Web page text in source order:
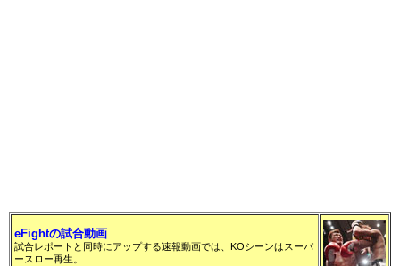
eFightの試合動画
試合レポートと同時にアップする速報動画では、KOシーンはスーパ
ースロー再生。